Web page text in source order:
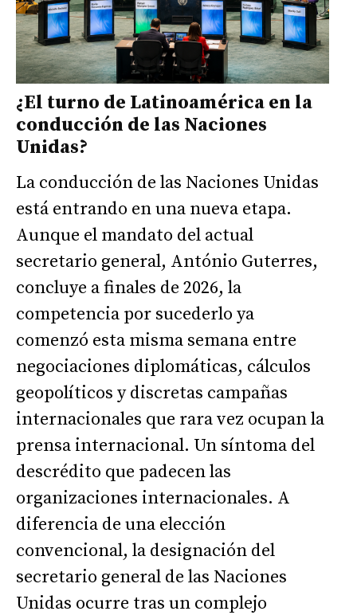
¿El turno de Latinoamérica en la
conducción de las Naciones
Unidas?
La conducción de las Naciones Unidas
está entrando en una nueva etapa.
Aunque el mandato del actual
secretario general, António Guterres,
concluye a finales de 2026, la
competencia por sucederlo ya
comenzó esta misma semana entre
negociaciones diplomáticas, cálculos
geopolíticos y discretas campañas
internacionales que rara vez ocupan la
prensa internacional. Un síntoma del
descrédito que padecen las
organizaciones internacionales. A
diferencia de una elección
convencional, la designación del
secretario general de las Naciones
Unidas ocurre tras un complejo